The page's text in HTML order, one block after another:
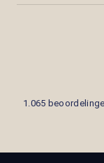
1.065